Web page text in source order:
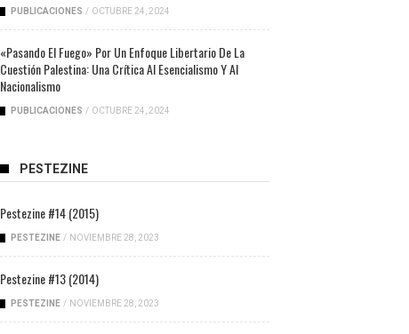
PUBLICACIONES / OCTUBRE 24, 2024
«Pasando El Fuego» Por Un Enfoque Libertario De La
Cuestión Palestina: Una Crítica Al Esencialismo Y Al
Nacionalismo
PUBLICACIONES / OCTUBRE 24, 2024
PESTEZINE
Pestezine #14 (2015)
PESTEZINE / NOVIEMBRE 28, 2023
Pestezine #13 (2014)
PESTEZINE / NOVIEMBRE 28, 2023